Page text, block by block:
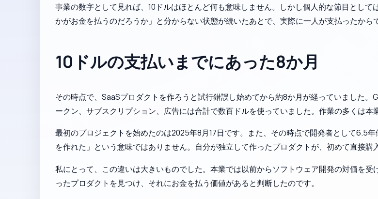
事業の数字として見れば、10ドルはほとんど何も意味しません。しかし個人的な節目とし
かがお金を払うのだろうか」と分からない状態が続いたあとで、実際に一人が支払ったからで
10ドルの支払いまでにあった8か月
その時点で、SaaSプロダクトを作ろうと試行錯誤し始めてから約8か月が経っていました
ークン、サブスクリプション、広告には合計で数百ドルを使っていました。作業の多くは本
最初のプロジェクトを始めたのは2025年8月17日です。また、その時点で開発者として6.5
を作れた」という意味ではありません。自分が独立して作ったプロダクトが、初めて直接購
私にとって、この違いは大きいものでした。本業では以前からソフトウェア開発の対価を
ったプロダクトを見つけ、それにお金を払う価値があると判断したのです。